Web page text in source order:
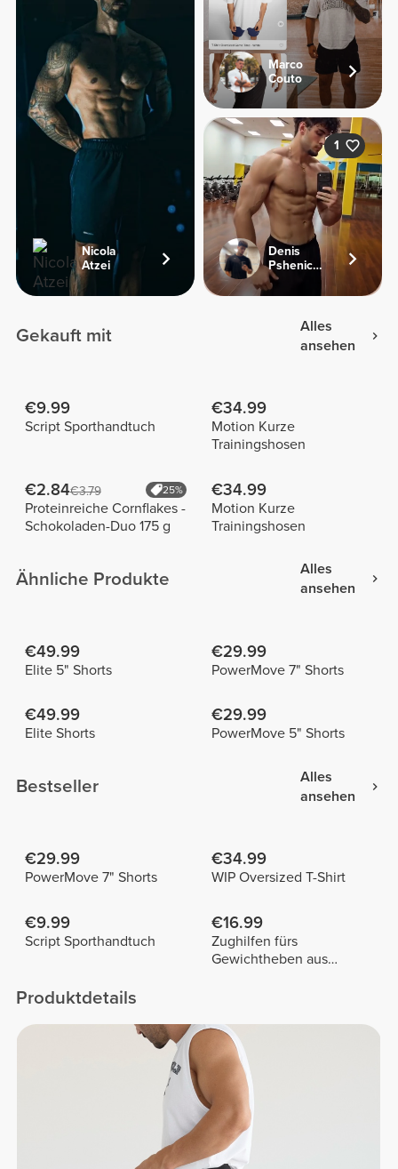
Nicola
Atzei
Marco
Couto
1
Denis
Pshenichnyi
Gekauft mit
Alles
ansehen
€9.99
Script Sporthandtuch
€34.99
Motion Kurze
Trainingshosen
€2.84€3.79 25%
Proteinreiche Cornflakes -
Schokoladen-Duo 175 g
€34.99
Motion Kurze
Trainingshosen
Ähnliche Produkte
Alles
ansehen
€49.99
Elite 5" Shorts
€29.99
PowerMove 7" Shorts
€49.99
Elite Shorts
€29.99
PowerMove 5" Shorts
Bestseller
Alles
ansehen
€29.99
PowerMove 7" Shorts
€34.99
WIP Oversized T-Shirt
€9.99
Script Sporthandtuch
€16.99
Zughilfen fürs
Gewichtheben aus
Produktdetails